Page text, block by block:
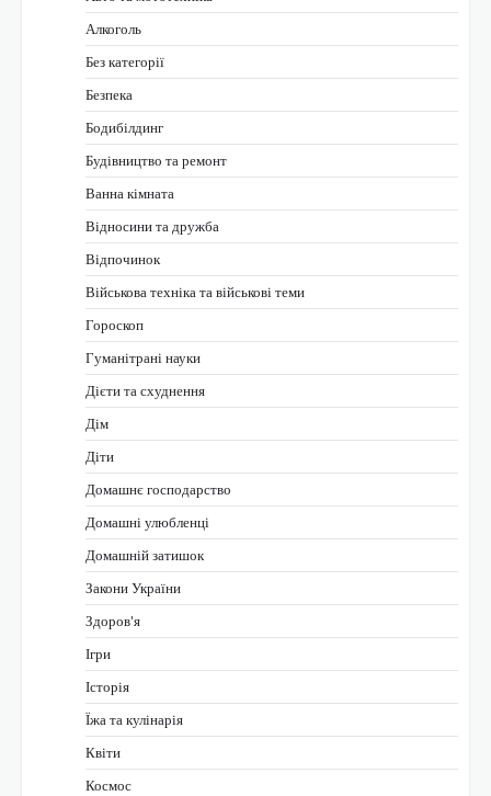
Алкоголь
Без категорії
Безпека
Бодибілдинг
Будівництво та ремонт
Ванна кімната
Відносини та дружба
Відпочинок
Військова техніка та військові теми
Гороскоп
Гуманітрані науки
Дієти та схуднення
Дім
Діти
Домашнє господарство
Домашні улюбленці
Домашній затишок
Закони України
Здоров'я
Ігри
Історія
Їжа та кулінарія
Квіти
Космос